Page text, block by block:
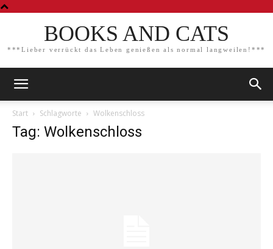
BOOKS AND CATS
***Lieber verrückt das Leben genießen als normal langweilen!***
Start Schlagworte Wolkenschloss
Tag: Wolkenschloss